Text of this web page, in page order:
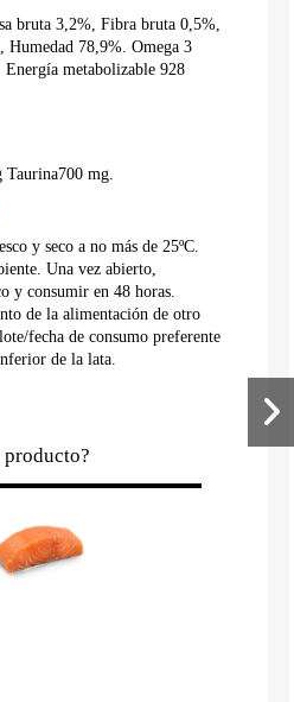
bruta 3,2%, Fibra bruta 0,5%,
Humedad 78,9%. Omega 3
metabolizable 928
mg.
y seco a no más de 25ºC.
Una vez abierto,
y consumir en 48 horas.
de la alimentación de otro
fecha de consumo preferente
de la lata.
producto?